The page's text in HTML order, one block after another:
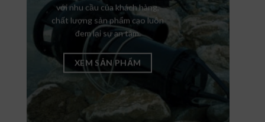
với nhu cầu của khách hàng,
chất lượng sản phẩm cao luôn
đem lại sự an tâm.
XEM SẢN PHẨM